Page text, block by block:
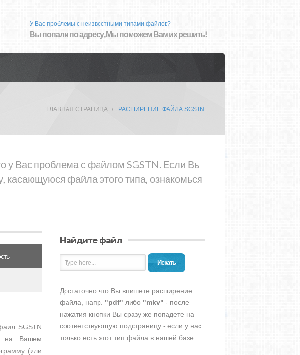
У Вас проблемы с неизвестными типами файлов?
Вы попали по адресу, Мы поможем Вам их решить!
ГЛАВНАЯ СТРАНИЦА РАСШИРЕНИЕ ФАЙЛА SGSTN
у Вас проблема с файлом SGSTN. Если Вы
касающуюся файла этого типа, ознакомься
SGSTN
на Вашем
(или
Найдите файл
Искать
Достаточно что Вы впишете расширение
файла, напр. "pdf" либо "mkv" - после
нажатия кнопки Вы сразу же попадете на
соответствующую подстраницу - если у нас
только есть этот тип файла в нашей базе.